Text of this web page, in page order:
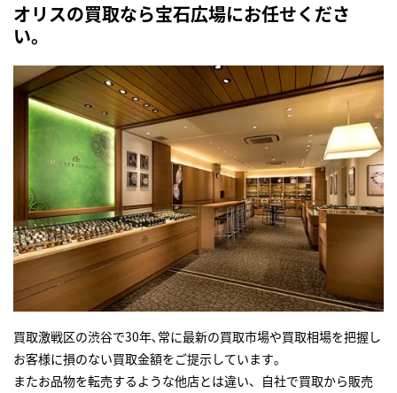
オリスの買取なら宝石広場にお任せくださ
い。
買取激戦区の渋谷で30年､常に最新の買取市場や買取相場を把握し
お客様に損のない買取金額をご提示しています｡
またお品物を転売するような他店とは違い、自社で買取から販売